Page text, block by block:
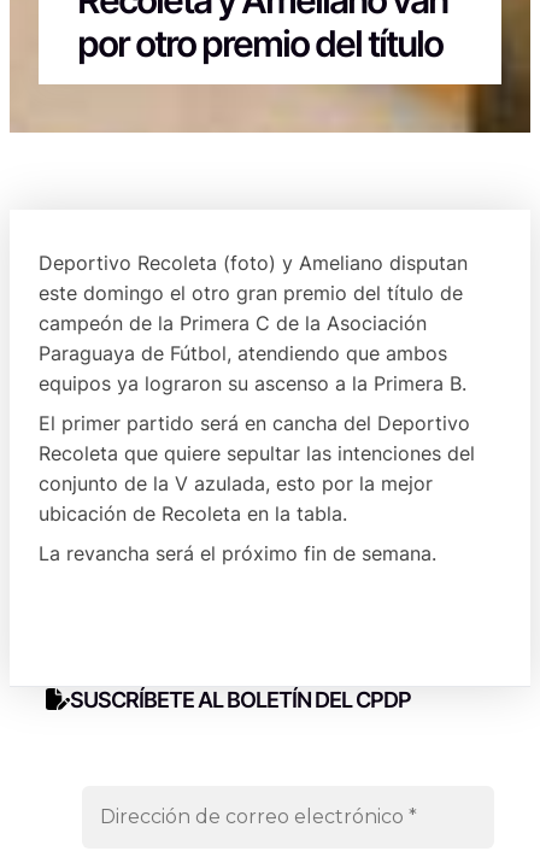
por otro premio del título
Deportivo Recoleta (foto) y Ameliano disputan
este domingo el otro gran premio del título de
campeón de la Primera C de la Asociación
Paraguaya de Fútbol, atendiendo que ambos
equipos ya lograron su ascenso a la Primera B.
El primer partido será en cancha del Deportivo
Recoleta que quiere sepultar las intenciones del
conjunto de la V azulada, esto por la mejor
ubicación de Recoleta en la tabla.
La revancha será el próximo fin de semana.
SUSCRÍBETE AL BOLETÍN DEL CPDP